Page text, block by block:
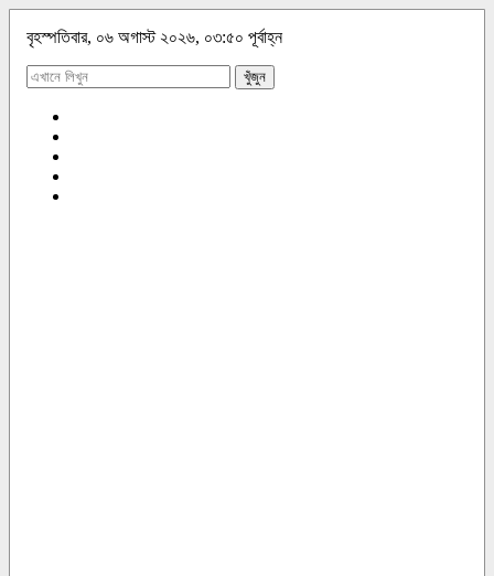
বৃহস্পতিবার, ০৬ অগাস্ট ২০২৬, ০৩:৫০ পূর্বাহ্ন
খুঁজুন